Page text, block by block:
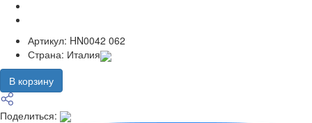
Артикул: HN0042 062
Страна: Италия
В корзину
Поделиться: